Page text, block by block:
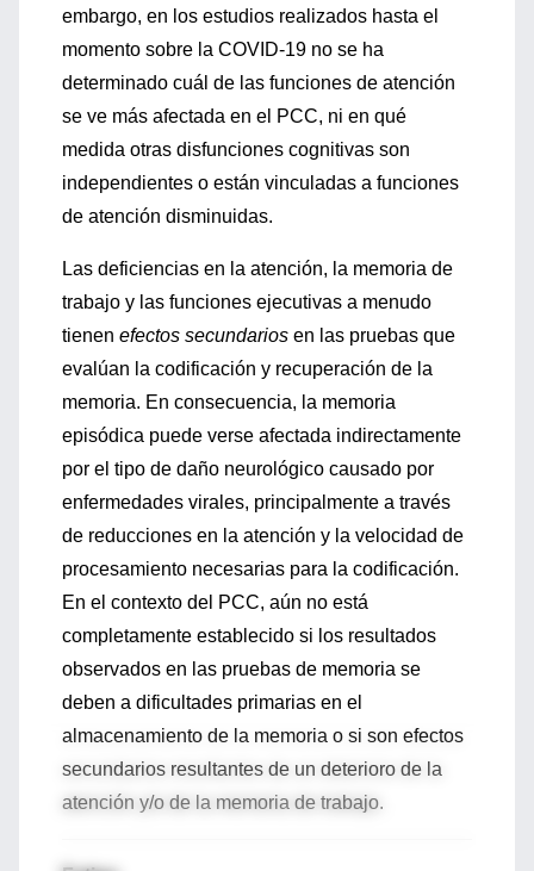
embargo, en los estudios realizados hasta el
momento sobre la COVID-19 no se ha
determinado cuál de las funciones de atención
se ve más afectada en el PCC, ni en qué
medida otras disfunciones cognitivas son
independientes o están vinculadas a funciones
de atención disminuidas.
Las deficiencias en la atención, la memoria de
trabajo y las funciones ejecutivas a menudo
tienen efectos secundarios en las pruebas que
evalúan la codificación y recuperación de la
memoria. En consecuencia, la memoria
episódica puede verse afectada indirectamente
por el tipo de daño neurológico causado por
enfermedades virales, principalmente a través
de reducciones en la atención y la velocidad de
procesamiento necesarias para la codificación.
En el contexto del PCC, aún no está
completamente establecido si los resultados
observados en las pruebas de memoria se
deben a dificultades primarias en el
almacenamiento de la memoria o si son efectos
secundarios resultantes de un deterioro de la
atención y/o de la memoria de trabajo.